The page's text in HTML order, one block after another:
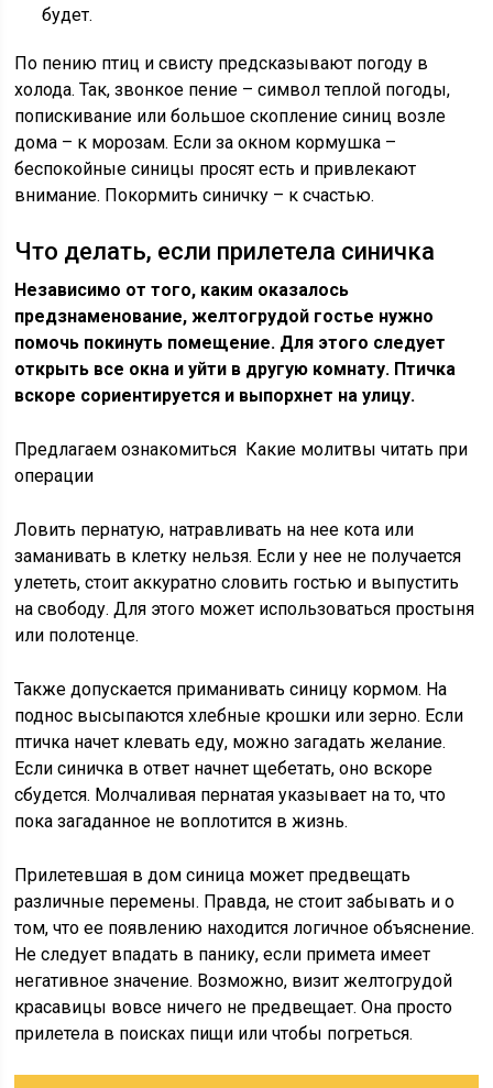
будет.
По пению птиц и свисту предсказывают погоду в
холода. Так, звонкое пение – символ теплой погоды,
попискивание или большое скопление синиц возле
дома – к морозам. Если за окном кормушка –
беспокойные синицы просят есть и привлекают
внимание. Покормить синичку – к счастью.
Что делать, если прилетела синичка
Независимо от того, каким оказалось
предзнаменование, желтогрудой гостье нужно
помочь покинуть помещение. Для этого следует
открыть все окна и уйти в другую комнату. Птичка
вскоре сориентируется и выпорхнет на улицу.
Предлагаем ознакомиться Какие молитвы читать при
операции
Ловить пернатую, натравливать на нее кота или
заманивать в клетку нельзя. Если у нее не получается
улететь, стоит аккуратно словить гостью и выпустить
на свободу. Для этого может использоваться простыня
или полотенце.
Также допускается приманивать синицу кормом. На
поднос высыпаются хлебные крошки или зерно. Если
птичка начет клевать еду, можно загадать желание.
Если синичка в ответ начнет щебетать, оно вскоре
сбудется. Молчаливая пернатая указывает на то, что
пока загаданное не воплотится в жизнь.
Прилетевшая в дом синица может предвещать
различные перемены. Правда, не стоит забывать и о
том, что ее появлению находится логичное объяснение.
Не следует впадать в панику, если примета имеет
негативное значение. Возможно, визит желтогрудой
красавицы вовсе ничего не предвещает. Она просто
прилетела в поисках пищи или чтобы погреться.